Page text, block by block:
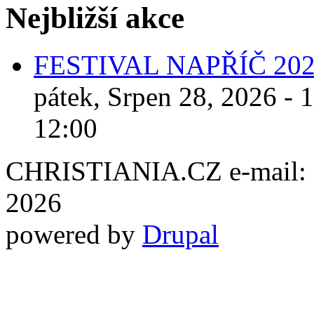
Nejbližší akce
FESTIVAL NAPŘÍČ
pátek, Srpen 28, 2026 -
12:00
CHRISTIANIA.CZ e-mail:
2026
powered by Drupal